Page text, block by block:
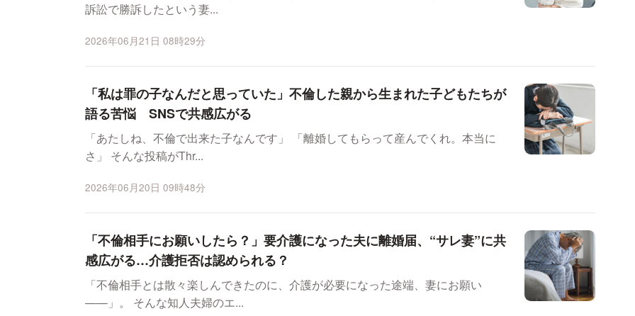
訴訟で勝訴したという妻...
2026年06月21日 08時29分
「私は罪の子なんだと思っていた」不倫した親から生まれた子どもたちが
語る苦悩 SNSで共感広がる
「あたしね、不倫で出来た子なんです」 「離婚してもらって産んでくれ。本当に
さ」 そんな投稿がThr...
2026年06月20日 09時48分
「不倫相手にお願いしたら？」要介護になった夫に離婚届、“サレ妻”に共
感広がる…介護拒否は認められる？
「不倫相手とは散々楽しんできたのに、介護が必要になった途端、妻にお願い
——」。 そんな知人夫婦のエ...